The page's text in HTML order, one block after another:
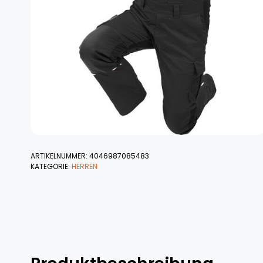
ARTIKELNUMMER: 4046987085483
KATEGORIE: HERREN